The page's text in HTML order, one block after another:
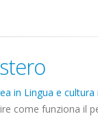
in Lingua e cultura
come funziona il